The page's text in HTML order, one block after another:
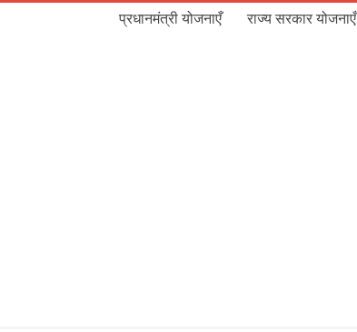
प्रधानमंत्री योजनाएँ राज्य सरकार योजनाएँ